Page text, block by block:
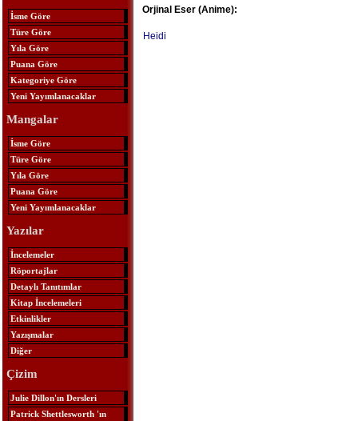
İsme Göre
Türe Göre
Yıla Göre
Puana Göre
Kategoriye Göre
Yeni Yayımlanacaklar
Mangalar
İsme Göre
Türe Göre
Yıla Göre
Puana Göre
Yeni Yayımlanacaklar
Yazılar
İncelemeler
Röportajlar
Detaylı Tanıtımlar
Kitap İncelemeleri
Etkinlikler
Yazışmalar
Diğer
Çizim
Julie Dillon'ın Dersleri
Patrick Shettlesworth 'ın
Orjinal Eser (Anime):
Heidi